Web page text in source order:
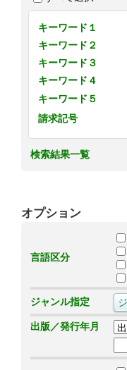
キーワード１
キーワード２
キーワード３
キーワード４
キーワード５
請求記号
検索結果一覧
オプション
言語区分
ジャンル指定
出版／発行年月